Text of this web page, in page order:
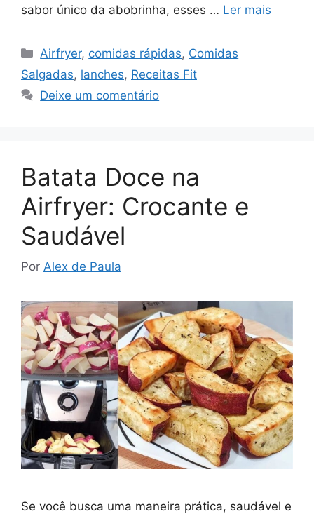
sabor único da abobrinha, esses … Ler mais
Categorias
Airfryer, comidas rápidas, Comidas
Salgadas, lanches, Receitas Fit
Deixe um comentário
Batata Doce na
Airfryer: Crocante e
Saudável
Por Alex de Paula
Se você busca uma maneira prática, saudável e